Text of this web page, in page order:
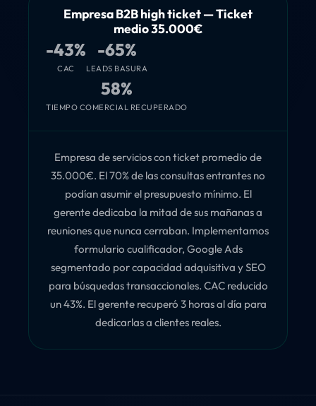
Empresa B2B high ticket — Ticket
medio 35.000€
-43%
CAC
-65%
LEADS BASURA
58%
TIEMPO COMERCIAL RECUPERADO
Empresa de servicios con ticket promedio de
35.000€. El 70% de las consultas entrantes no
podían asumir el presupuesto mínimo. El
gerente dedicaba la mitad de sus mañanas a
reuniones que nunca cerraban. Implementamos
formulario cualificador, Google Ads
segmentado por capacidad adquisitiva y SEO
para búsquedas transaccionales. CAC reducido
un 43%. El gerente recuperó 3 horas al día para
dedicarlas a clientes reales.